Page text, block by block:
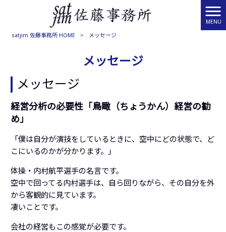
MENU
satjim 佐藤事務所 HOME > メッセージ
メッセージ
メッセージ
経営分析の必要性「鳥瞰（ちょうかん）経営の勧
め」
「僕は自分が演技をしているときに、空中にどの状態で、ど
こにいるのかが分かります。」
体操・内村航平選手の名言です。
空中で回ってる内村選手は、自ら回りながら、その自分を外
から客観的に見ています。
凄いことです。
会社の経営もこの感覚が必要です。